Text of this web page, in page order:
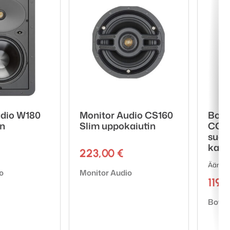
W180
Monitor Audio CS160
Slim uppokaiutin
223,00 €
Tuotemerkki:
Monitor Audio
Ääni